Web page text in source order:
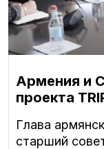
Армения и
проекта
Глава
старший